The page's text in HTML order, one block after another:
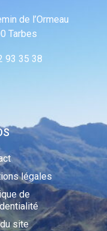
de l’Ormeau
Tarbes
93 35 38
légales
de
site